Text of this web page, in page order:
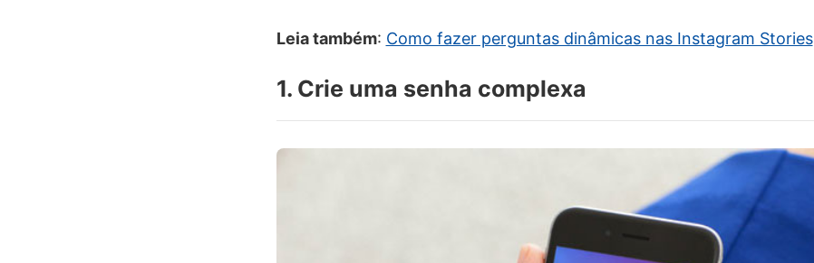
Leia também: Como fazer perguntas dinâmicas nas Instagram Stories
1. Crie uma senha complexa